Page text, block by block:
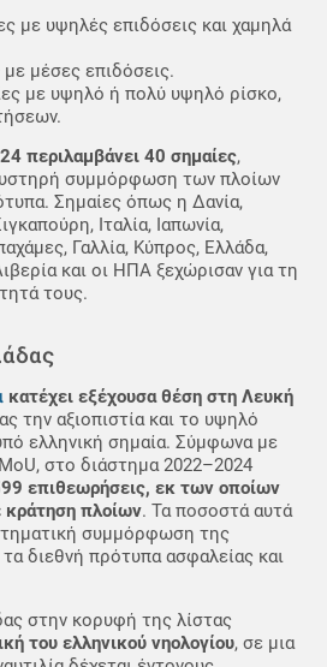
με υψηλές επιδόσεις και χαμηλά
μέσες επιδόσεις.
με υψηλό ή πολύ υψηλό ρίσκο,
περιλαμβάνει 40 σημαίες,
συμμόρφωση των πλοίων
Σημαίες όπως η Δανία,
Ιταλία, Ιαπωνία,
Γαλλία, Κύπρος, Ελλάδα,
και οι ΗΠΑ ξεχώρισαν για τη
τους.
κατέχει εξέχουσα θέση στη Λευκή
την αξιοπιστία και το υψηλό
ελληνική σημαία. Σύμφωνα με
στο διάστημα 2022–2024
επιθεωρήσεις, εκ των οποίων
κράτηση πλοίων. Τα ποσοστά αυτά
συμμόρφωση της
διεθνή πρότυπα ασφαλείας και
στην κορυφή της λίστας
του ελληνικού νηολογίου, σε μια